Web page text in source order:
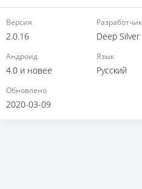
Версия
2.0.16
Разработчик
Deep Silver
Андроид
4.0 и новее
Язык
Русский
Обновлено
2020-03-09